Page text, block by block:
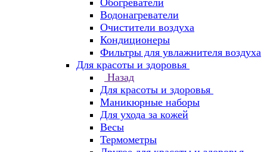
Обогреватели
Водонагреватели
Очистители воздуха
Кондиционеры
Фильтры для увлажнителя воздуха
Для красоты и здоровья
Назад
Для красоты и здоровья
Маникюрные наборы
Для ухода за кожей
Весы
Термометры